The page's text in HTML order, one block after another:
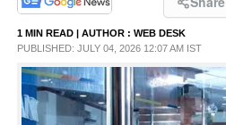
PHOTOS
LIFESTYLE
SPIRITUAL
1 MIN READ | AUTHOR : WEB DESK
PUBLISHED: JULY 04, 2026 12:07 AM IST